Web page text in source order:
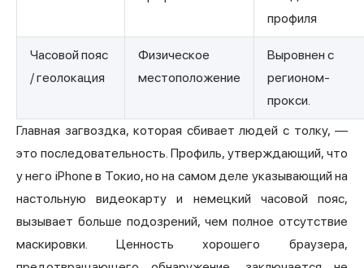
профиля
Часовой пояс
/ геолокация
Физическое
местоположение
Выровнен с
регионом-
прокси.
Главная загвоздка, которая сбивает людей с толку, —
это последовательность. Профиль, утверждающий, что
у него iPhone в Токио, но на самом деле указывающий на
настольную видеокарту и немецкий часовой пояс,
вызывает больше подозрений, чем полное отсутствие
маскировки. Ценность хорошего браузера,